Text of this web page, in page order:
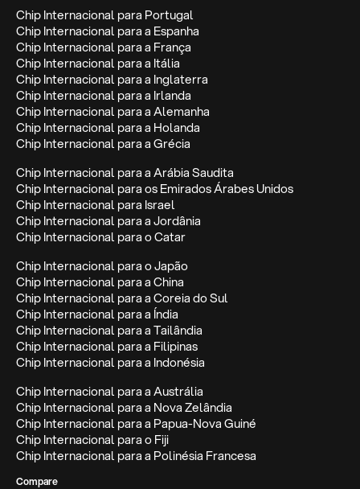
Chip Internacional para Portugal
Chip Internacional para a Espanha
Chip Internacional para a França
Chip Internacional para a Itália
Chip Internacional para a Inglaterra
Chip Internacional para a Irlanda
Chip Internacional para a Alemanha
Chip Internacional para a Holanda
Chip Internacional para a Grécia
Chip Internacional para a Arábia Saudita
Chip Internacional para os Emirados Árabes Unidos
Chip Internacional para Israel
Chip Internacional para a Jordânia
Chip Internacional para o Catar
Chip Internacional para o Japão
Chip Internacional para a China
Chip Internacional para a Coreia do Sul
Chip Internacional para a Índia
Chip Internacional para a Tailândia
Chip Internacional para a Filipinas
Chip Internacional para a Indonésia
Chip Internacional para a Austrália
Chip Internacional para a Nova Zelândia
Chip Internacional para a Papua-Nova Guiné
Chip Internacional para o Fiji
Chip Internacional para a Polinésia Francesa
Compare